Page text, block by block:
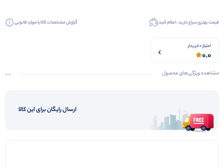
قیمت بهتری سراغ دارید ، اعلام کنید گزارش مشخصات کالا یا موارد قانونی
امتیاز 0 خریدار
0.0
مشاهده ویژگی‌های محصول
ارسال رایگان برای این کالا